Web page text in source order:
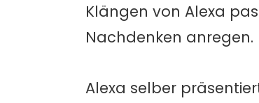
Klängen von Alexa
Nachdenken anregen.
Alexa selber